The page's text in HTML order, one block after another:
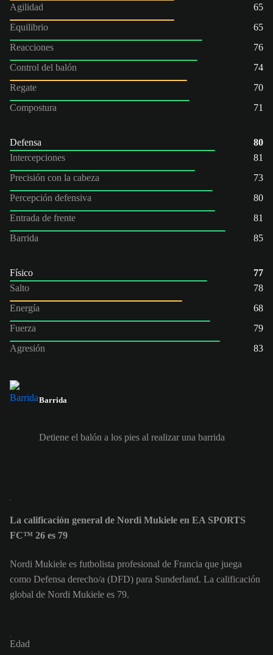
Agilidad
65
Equilibrio
65
Reacciones
76
Control del balón
74
Regate
70
Compostura
71
Defensa
80
Intercepciones
81
Precisión con la cabeza
73
Percepción defensiva
80
Entrada de frente
81
Barrida
85
Físico
77
Salto
78
Energía
68
Fuerza
79
Agresión
83
Barrida
Detiene el balón a los pies al realizar una barrida
La calificación general de Nordi Mukiele en EA SPORTS
FC™ 26 es 79
Nordi Mukiele es futbolista profesional de Francia que juega
como Defensa derecho/a (DFD) para Sunderland. La calificación
global de Nordi Mukiele es 79.
Edad